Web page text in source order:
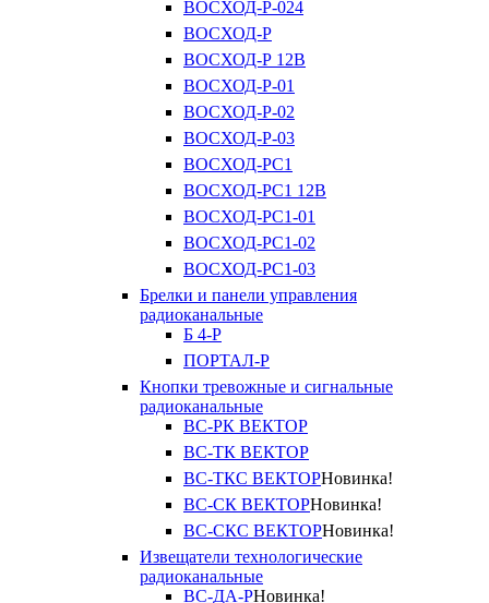
ВОСХОД-Р-024
ВОСХОД-Р
ВОСХОД-Р 12В
ВОСХОД-Р-01
ВОСХОД-Р-02
ВОСХОД-Р-03
ВОСХОД-РС1
ВОСХОД-РС1 12В
ВОСХОД-РС1-01
ВОСХОД-РС1-02
ВОСХОД-РС1-03
Брелки и панели управления
радиоканальные
Б 4-Р
ПОРТАЛ-Р
Кнопки тревожные и сигнальные
радиоканальные
ВС-РК ВЕКТОР
ВС-ТК ВЕКТОР
ВС-ТКС ВЕКТОРНовинка!
ВС-СК ВЕКТОРНовинка!
ВС-СКС ВЕКТОРНовинка!
Извещатели технологические
радиоканальные
ВС-ДА-РНовинка!